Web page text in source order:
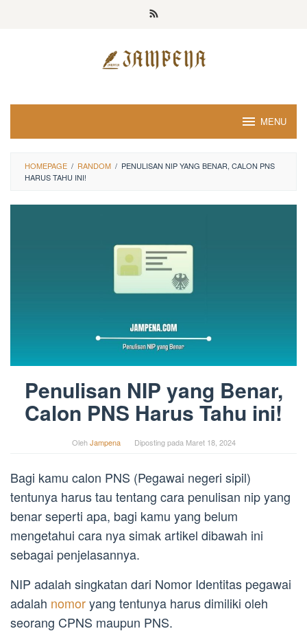
MENU
HOMEPAGE / RANDOM / PENULISAN NIP YANG BENAR, CALON PNS
HARUS TAHU INI!
Penulisan NIP yang Benar,
Calon PNS Harus Tahu ini!
OlehJampena Diposting pada Maret 18, 2024
Bagi kamu calon PNS (Pegawai negeri sipil)
tentunya harus tau tentang cara penulisan nip yang
benar seperti apa, bagi kamu yang belum
mengetahui cara nya simak artikel dibawah ini
sebagai penjelasannya.
NIP adalah singkatan dari Nomor Identitas pegawai
adalah nomoryang tentunya harus dimiliki oleh
seorang CPNS maupun PNS.